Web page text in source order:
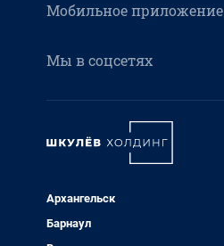
Мобильное приложение
Мы в соцсетях
Архангельск
Барнаул